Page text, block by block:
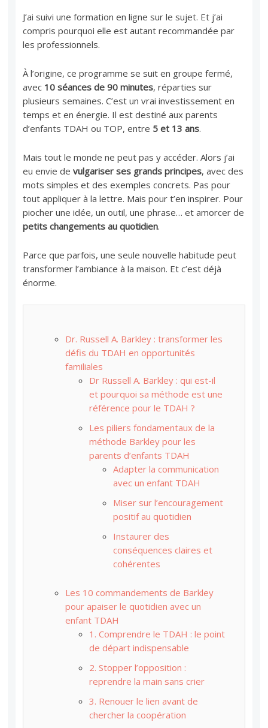
J’ai suivi une formation en ligne sur le sujet. Et j’ai
compris pourquoi elle est autant recommandée par
les professionnels.
À l’origine, ce programme se suit en groupe fermé,
avec 10 séances de 90 minutes, réparties sur
plusieurs semaines. C’est un vrai investissement en
temps et en énergie. Il est destiné aux parents
d’enfants TDAH ou TOP, entre 5 et 13 ans.
Mais tout le monde ne peut pas y accéder. Alors j’ai
eu envie devulgariser ses grands principes, avec des
mots simples et des exemples concrets. Pas pour
tout appliquer à la lettre. Mais pour t’en inspirer. Pour
piocher une idée, un outil, une phrase… et amorcer de
petits changements au quotidien.
Parce que parfois, une seule nouvelle habitude peut
transformer l’ambiance à la maison. Et c’est déjà
énorme.
Dr. Russell A. Barkley : transformer les
défis du TDAH en opportunités
familiales
Dr Russell A. Barkley : qui est-il
et pourquoi sa méthode est une
référence pour le TDAH ?
Les piliers fondamentaux de la
méthode Barkley pour les
parents d’enfants TDAH
Adapter la communication
avec un enfant TDAH
Miser sur l’encouragement
positif au quotidien
Instaurer des
conséquences claires et
cohérentes
Les 10 commandements de Barkley
pour apaiser le quotidien avec un
enfant TDAH
1. Comprendre le TDAH : le point
de départ indispensable
2. Stopper l’opposition :
reprendre la main sans crier
3. Renouer le lien avant de
chercher la coopération